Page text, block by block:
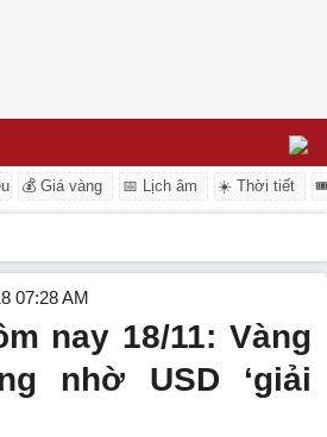
💰 Giá vàng 📅 Lịch âm ☀️ Thời tiết
07:28 AM
nay 18/11: Vàng
nhờ USD ‘giải